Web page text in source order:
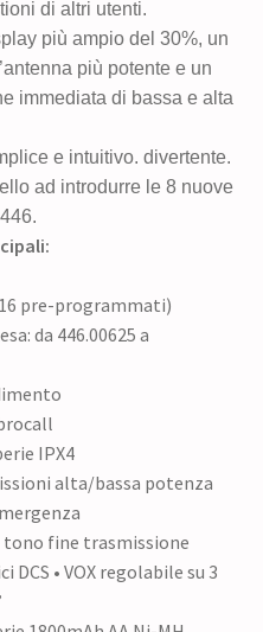
di altri utenti.
più ampio del 30%, un
più potente e un
immediata di bassa e alta
e intuitivo. divertente.
ad introdurre le 8 nuove
pre-programmati)
da 446.00625 a
IPX4
alta/bassa potenza
tono fine trasmissione
DCS • VOX regolabile su 3